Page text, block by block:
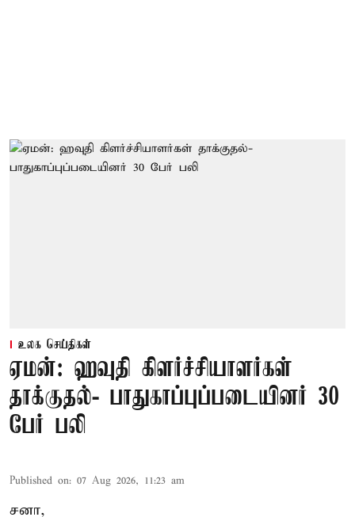
உலக செய்திகள்
ஏமன்: ஹவுதி கிளர்ச்சியாளர்கள்
தாக்குதல்- பாதுகாப்புப்படையினர் 30
பேர் பலி
Published on: 07 Aug 2026, 11:23 am
சனா,